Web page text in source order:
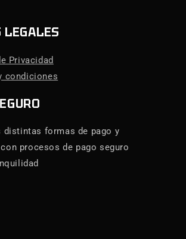
Privacidad
condiciones
distintas formas de pago y
procesos de pago seguro